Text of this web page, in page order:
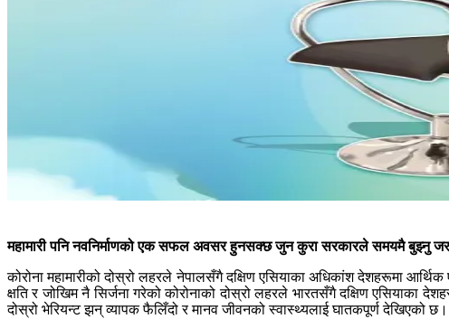
महामारी पनि नवनिर्माणको एक सफल अवसर हुनसक्छ जुन कुरा सरकारले समयमै बुझ्नु
कोरोना महामारीको दोस्रो लहरले नेपालसँगै दक्षिण एसियाका अधिकांश देशहरूमा
क्षति र जोखिम नै सिर्जना गरेको कोरोनाको दोस्रो लहरले भारतसँगै दक्षिण
दोस्रो भेरियन्ट झन् व्यापक फैलिँदो र मानव जीवनको स्वास्थ्यलाई घातकपूर्ण देखिएको छ।